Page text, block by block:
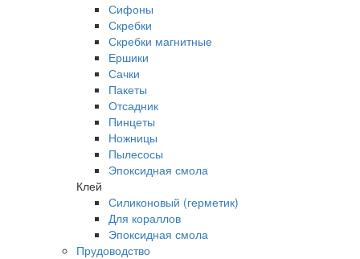
Сифоны
Скребки
Скребки магнитные
Ершики
Сачки
Пакеты
Отсадник
Пинцеты
Ножницы
Пылесосы
Эпоксидная смола
Клей
Силиконовый (герметик)
Для кораллов
Эпоксидная смола
Прудоводство